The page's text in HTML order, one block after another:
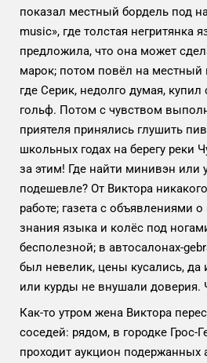
показал местный бордель под
music», где толстая негритянка
предложила, что она может
марок; потом повёл на местный
где Серик, недолго думая,
гольф. Потом с чувством
приятеля принялись глушить
школьных годах на берегу реки
за этим! Где найти минивэн или
подешевле? От Виктора
работе; газета с объявлениями
знания языка и колёс под
бесполезной; в автосалонах-
был невелик, цены кусались, да
или курды не внушали доверия.
Как-то утром жена Виктора
соседей: рядом, в городке Грос-
проходит аукцион подержанных